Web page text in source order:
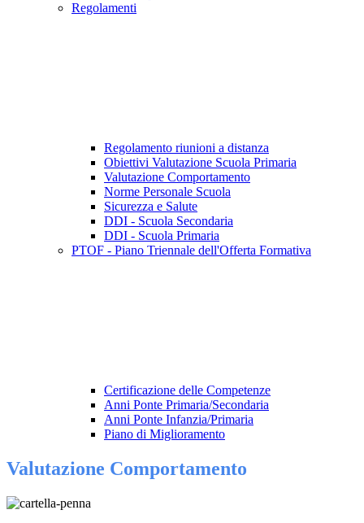
Regolamenti
Regolamento riunioni a distanza
Obiettivi Valutazione Scuola Primaria
Valutazione Comportamento
Norme Personale Scuola
Sicurezza e Salute
DDI - Scuola Secondaria
DDI - Scuola Primaria
PTOF - Piano Triennale dell'Offerta Formativa
Certificazione delle Competenze
Anni Ponte Primaria/Secondaria
Anni Ponte Infanzia/Primaria
Piano di Miglioramento
Valutazione Comportamento